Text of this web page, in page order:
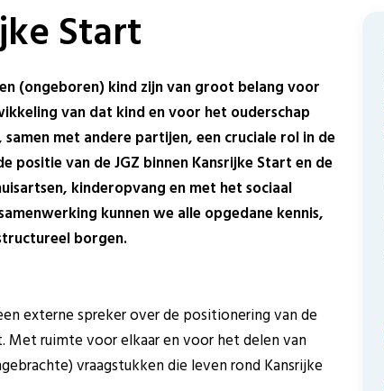
Start
(ongeboren) kind zijn van groot belang voor
van dat kind en voor het ouderschap
met andere partijen, een cruciale rol in de
positie van de JGZ binnen Kansrijke Start en de
kinderopvang en met het sociaal
kunnen we alle opgedane kennis,
borgen.
externe spreker over de positionering van de
Met ruimte voor elkaar en voor het delen van
vraagstukken die leven rond Kansrijke